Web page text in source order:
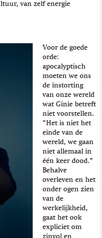
van zelf energie
Voor de goede
orde:
apocalyptisch
moeten we ons
de instorting
van onze wereld
wat Ginie betreft
niet voorstellen.
“Het is niet het
einde van de
wereld, we gaan
niet allemaal in
één keer dood.”
Behalve
overleven en het
onder ogen zien
van de
werkelijkheid,
gaat het ook
expliciet om
zinvol en